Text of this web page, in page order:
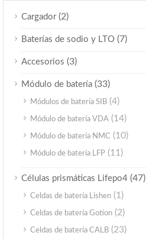
Cargador(2)
Baterías de sodio y LTO (7)
Accesorios (3)
Módulo de batería (33)
Módulos de batería SIB (4)
Módulo de batería VDA (14)
Módulo de batería NMC (10)
Módulo de batería LFP (11)
Células prismáticas Lifepo4 (47)
Celdas de batería Lishen (1)
Celdas de batería Gotion (2)
Celdas de batería CALB (23)